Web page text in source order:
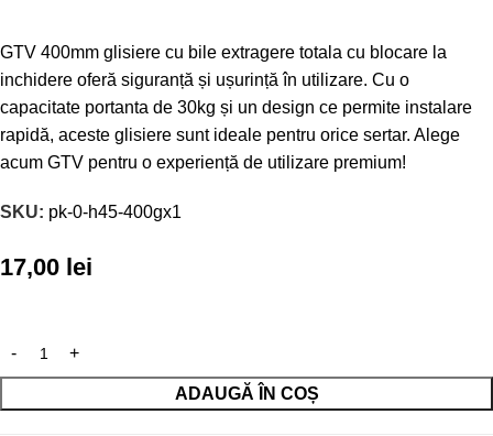
GTV 400mm glisiere cu bile extragere totala cu blocare la
inchidere oferă siguranță și ușurință în utilizare. Cu o
capacitate portanta de 30kg și un design ce permite instalare
rapidă, aceste glisiere sunt ideale pentru orice sertar. Alege
acum GTV pentru o experiență de utilizare premium!
SKU: pk-0-h45-400gx1
17,00 lei
ADAUGĂ ÎN COȘ